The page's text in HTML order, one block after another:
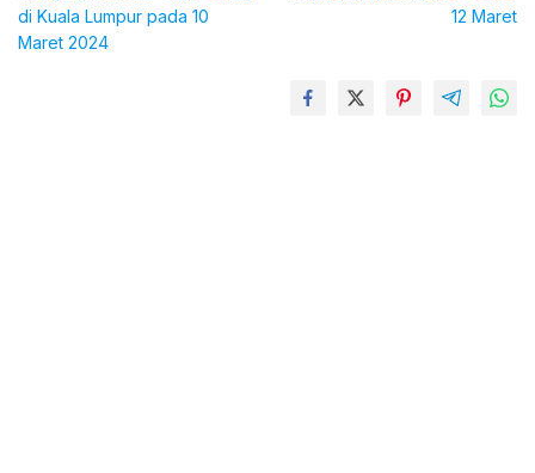
di Kuala Lumpur pada 10
Maret 2024
12 Maret